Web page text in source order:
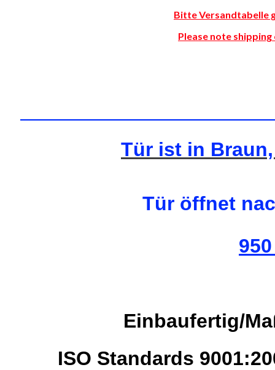
Bitte Versandtabelle
Please note
Tür ist in
Tür öffnet
Einbaufertig/
ISO Standards